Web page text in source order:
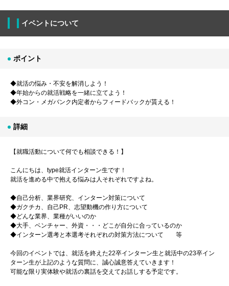
イベントについて
ポイント
◆就活の悩み・不安を解消しよう！
◆年始からの就活戦略を一緒に立てよう！
◆外コン・メガバンク内定者からフィードバックが貰える！
詳細
【就職活動について何でも相談できる！】
こんにちは、type就活インターン生です！
就活を進める中で抱える悩みは人それぞれですよね。
◆自己分析、業界研究、インターン対策について
◆ガクチカ、自己PR、志望動機の作り方について
◆どんな業界、業種がいいのか
◆大手、ベンチャー、外資・・・どこが自分に合っているのか
◆インターン選考と本選考それぞれの対策方法について 等
今回のイベントでは、就活を終えた22卒インターン生と就活中の23卒イン
ターン生が上記のような質問に、誠心誠意答えていきます！
可能な限り実体験や就活の裏話を交えてお話しする予定です。